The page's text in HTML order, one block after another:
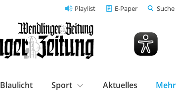
Playlist E-Paper Suche
Blaulicht Sport Aktuelles Mehr